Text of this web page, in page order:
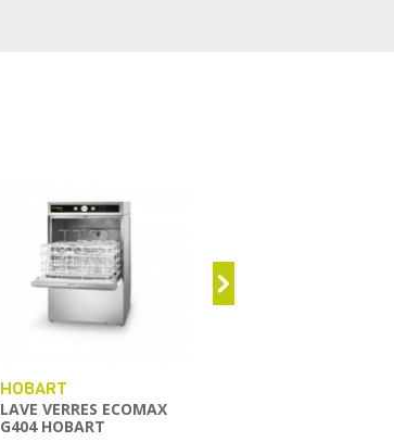
HOBART
LAVE VERRES ECOMAX
G404 HOBART